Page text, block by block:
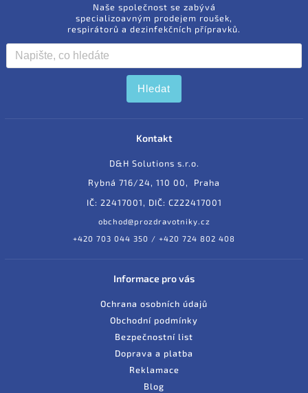
Naše společnost se zabývá
specializoavným prodejem roušek,
respirátorů a dezinfekčních přípravků.
Hledat
Kontakt
D&H Solutions s.r.o.
Rybná 716/24, 110 00, Praha
IČ: 22417001, DIČ: CZ22417001
obchod@prozdravotniky.cz
+420 703 044 350 / +420 724 802 408
Informace pro vás
Ochrana osobních údajů
Obchodní podmínky
Bezpečnostní list
Doprava a platba
Reklamace
Blog